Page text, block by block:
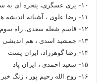
۱۰- پری عسگری، پنجره ای به سوی آزادی
۱۱- رضا علوی ، آشیانه اندیشه ها
۱۲- قاسم شعله سعدی، راه سوم
۱۳- جمشید اسدی ، هم اندیشی
۱۴- رضا گوهرزاد، ایران پست
۱۵- سعید احمدی ، ایران پاد
۱۶- روح الله رحیم پور ، زنگ خبر